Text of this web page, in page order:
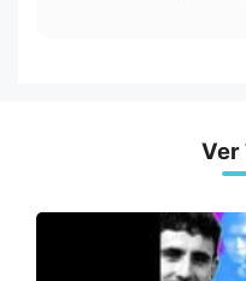
Ver